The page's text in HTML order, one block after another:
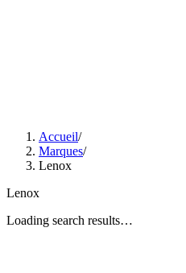
Accueil/
Marques/
Lenox
Lenox
Loading search results…